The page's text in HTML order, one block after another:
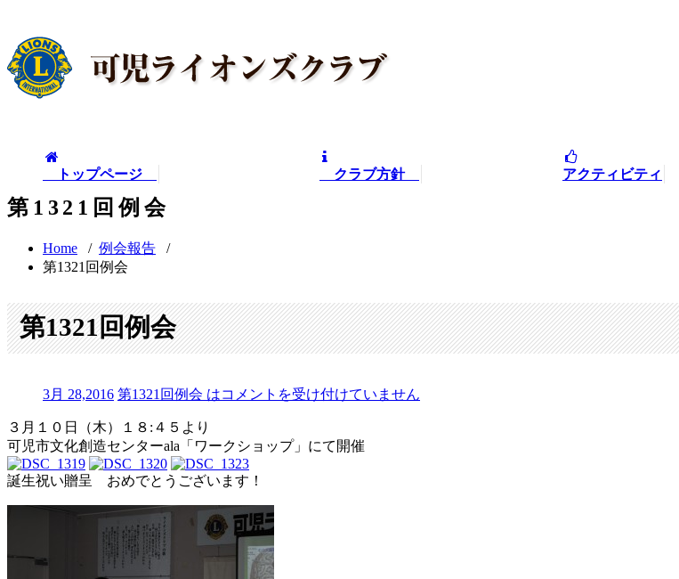
トップページ クラブ方針 アクティビティ
第1321回例会
Home / 例会報告 /
第1321回例会
第1321回例会
3月 28,2016 第1321回例会 はコメントを受け付けていません
３月１０日（木）１８:４５より
可児市文化創造センターala「ワークショップ」にて開催
誕生祝い贈呈 おめでとうございます！